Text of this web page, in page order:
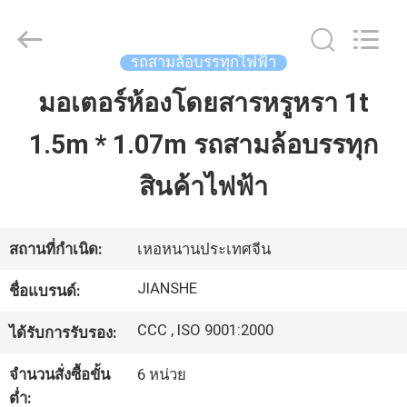
บ้าน
เกี่ยว
กับ
เรา
ทัวร์
Tricycle
Motorcycle
Reserved.
รถสามล้อบรรทุกไฟฟ้า
มอเตอร์ห้องโดยสารหรูหรา 1t
1.5m * 1.07m รถสามล้อบรรทุก
สินค้าไฟฟ้า
สถานที่กำเนิด: เหอหนานประเทศจีน
ชื่อแบรนด์: JIANSHE
ได้รับการรับรอง: CCC , ISO 9001:2000
จำนวนสั่งซื้อขั้น
ต่ำ:
6 หน่วย